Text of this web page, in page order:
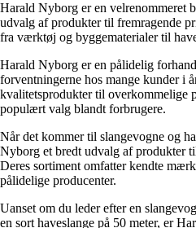
Harald Nyborg er en velrenommeret
udvalg af produkter til fremragende
fra værktøj og byggematerialer til
Harald Nyborg er en pålidelig
forventningerne hos mange kunder i
kvalitetsprodukter til overkommelige
populært valg blandt forbrugere.
Når det kommer til slangevogne og
Nyborg et bredt udvalg af produkter
Deres sortiment omfatter kendte
pålidelige producenter.
Uanset om du leder efter en
en sort haveslange på 50 meter, er